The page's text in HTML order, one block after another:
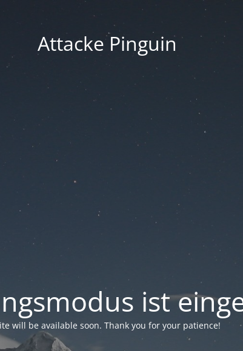
Attacke Pinguin
ist
will be available soon. Thank you for your patience!